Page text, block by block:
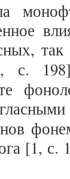
198].
[1, с.